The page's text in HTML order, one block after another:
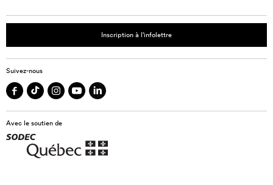
Inscription à l’infolettre
Suivez-nous
Avec le soutien de